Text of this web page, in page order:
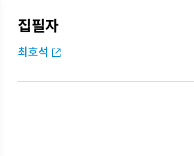
집필자
최호석